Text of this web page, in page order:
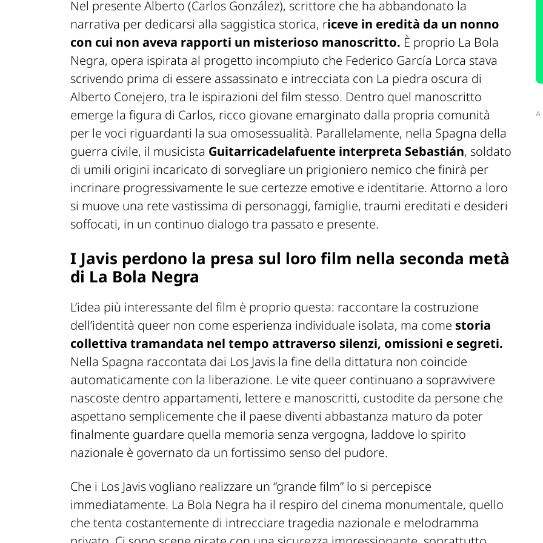
Nel presente Alberto (Carlos González), scrittore che ha abbandonato la
narrativa per dedicarsi alla saggistica storica, riceve in eredità da un nonno
con cui non aveva rapporti un misterioso manoscritto. È proprio La Bola
Negra, opera ispirata al progetto incompiuto che Federico García Lorca stava
scrivendo prima di essere assassinato e intrecciata con La piedra oscura di
Alberto Conejero, tra le ispirazioni del film stesso. Dentro quel manoscritto
emerge la figura di Carlos, ricco giovane emarginato dalla propria comunità
per le voci riguardanti la sua omosessualità. Parallelamente, nella Spagna della
guerra civile, il musicista Guitarricadelafuente interpreta Sebastián, soldato
di umili origini incaricato di sorvegliare un prigioniero nemico che finirà per
incrinare progressivamente le sue certezze emotive e identitarie. Attorno a loro
si muove una rete vastissima di personaggi, famiglie, traumi ereditati e desideri
soffocati, in un continuo dialogo tra passato e presente.
I Javis perdono la presa sul loro film nella seconda metà
di La Bola Negra
L’idea più interessante del film è proprio questa: raccontare la costruzione
dell’identità queer non come esperienza individuale isolata, ma come storia
collettiva tramandata nel tempo attraverso silenzi, omissioni e segreti.
Nella Spagna raccontata dai Los Javis la fine della dittatura non coincide
automaticamente con la liberazione. Le vite queer continuano a sopravvivere
nascoste dentro appartamenti, lettere e manoscritti, custodite da persone che
aspettano semplicemente che il paese diventi abbastanza maturo da poter
finalmente guardare quella memoria senza vergogna, laddove lo spirito
nazionale è governato da un fortissimo senso del pudore.
Che i Los Javis vogliano realizzare un “grande film” lo si percepisce
immediatamente. La Bola Negra ha il respiro del cinema monumentale, quello
che tenta costantemente di intrecciare tragedia nazionale e melodramma